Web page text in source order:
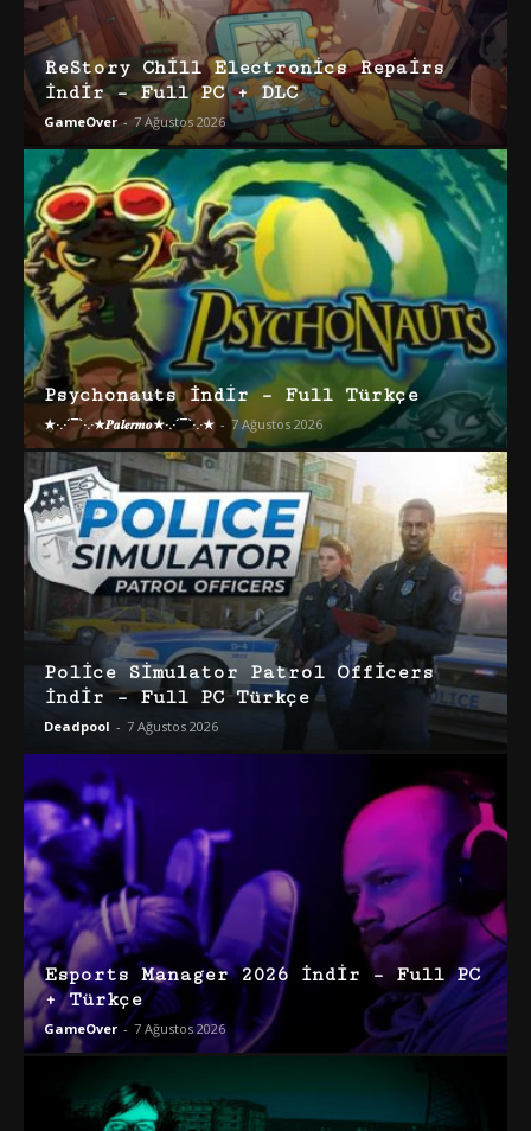
ReStory Chill Electronics Repairs
İndir – Full PC + DLC
GameOver - 7 Ağustos 2026
Psychonauts İndir – Full Türkçe
★·.·´¯`·.·★𝑷𝒂𝒍𝒆𝒓𝒎𝒐★·.·´¯`·.·★ - 7 Ağustos 2026
Police Simulator Patrol Officers
İndir – Full PC Türkçe
Deadpool - 7 Ağustos 2026
Esports Manager 2026 İndir – Full PC
+ Türkçe
GameOver - 7 Ağustos 2026